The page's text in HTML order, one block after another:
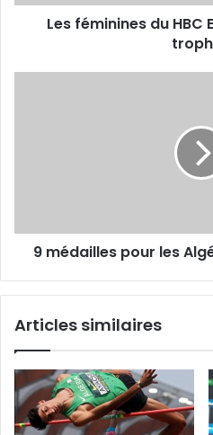
Les féminines du
or
9 médailles pour les
Articles similaires